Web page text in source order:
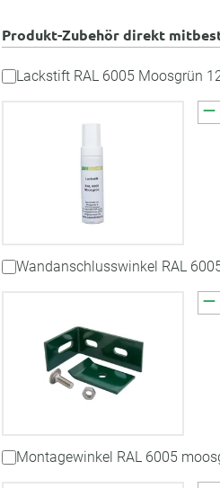
Produkt-Zubehör direkt
Lackstift RAL 6005 Moosgrün
Wandanschlusswinkel RAL
Montagewinkel RAL 6005